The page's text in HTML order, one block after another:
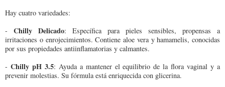
Hay cuatro variedades:
- Chilly Delicado: Específica para pieles sensibles, propensas a
irritaciones o enrojecimientos. Contiene aloe vera y hamamelis, conocidas
por sus propiedades antiinflamatorias y calmantes.
- Chilly pH 3.5: Ayuda a mantener el equilibrio de la flora vaginal y a
prevenir molestias. Su fórmula está enriquecida con glicerina.